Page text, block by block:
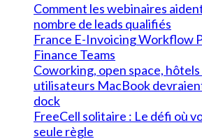
Comment les webinaires
nombre de leads qualifiés
France E-Invoicing Workflow
Finance Teams
Coworking, open space,
utilisateurs MacBook
dock
FreeCell solitaire : Le défi où
seule règle